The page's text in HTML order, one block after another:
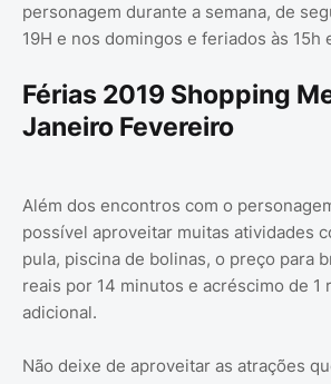
personagem durante a semana, de
19H e nos domingos e feriados às 15h
Férias 2019 Shopping
Janeiro Fevereiro
Além dos encontros com o
possível aproveitar muitas atividades
pula, piscina de bolinas, o preço para
reais por 14 minutos e acréscimo de 1
adicional.
Não deixe de aproveitar as atrações